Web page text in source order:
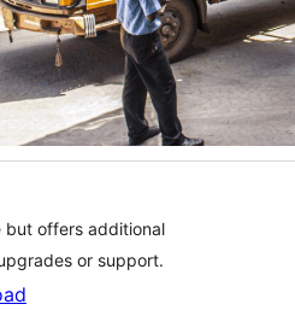
but offers additional
or support.